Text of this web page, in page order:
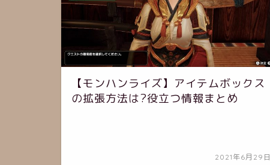
【モンハンライズ】アイテムボックス
の拡張方法は?役立つ情報まとめ
2021年6月29日